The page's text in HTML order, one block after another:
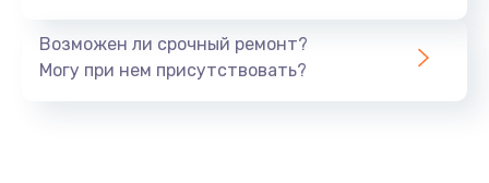
Заказать
Возможен ли срочный ремонт?
Могу при нем присутствовать?